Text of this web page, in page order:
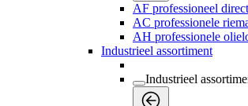
AF professioneel
AC professionele
AH professionele
Industrieel assortiment
Industrieel